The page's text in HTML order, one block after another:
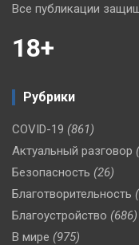
Все публикации
18+
Рубрики
COVID-19 (861)
Актуальный разговор
Безопасность (26)
Благотворительность
Благоустройство (686)
В мире (975)